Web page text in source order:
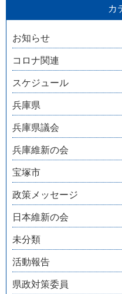
カ
お知らせ
コロナ関連
スケジュール
兵庫県
兵庫県議会
兵庫維新の会
宝塚市
政策メッセージ
日本維新の会
未分類
活動報告
県政対策委員